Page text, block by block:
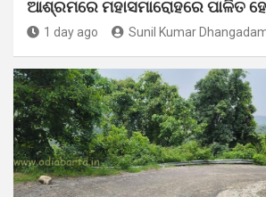
ଆଶ୍ରମରେ ମହାସମାରୋହରେ ପାଳିତ
1 day ago Sunil Kumar